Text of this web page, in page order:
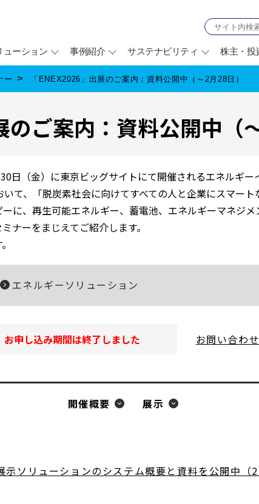
ューション 事例紹介 サステナビリティ 株主・投
ー 「ENEX2026」出展のご案内：資料公開中（～2月28日）
のご案内：資料公開中（
日（金）に東京ビッグサイトにて開催されるエネルギ
て、「脱炭素社会に向けてすべての人と企業にスマー
に、再生可能エネルギー、蓄電池、エネルギーマネジ
ナーをまじえてご紹介します。
エネルギーソリューション
お申し込み期間は終了しました お問い合わせ
開催概要 展示
示ソリューションのシステム概要と資料を公開中（2